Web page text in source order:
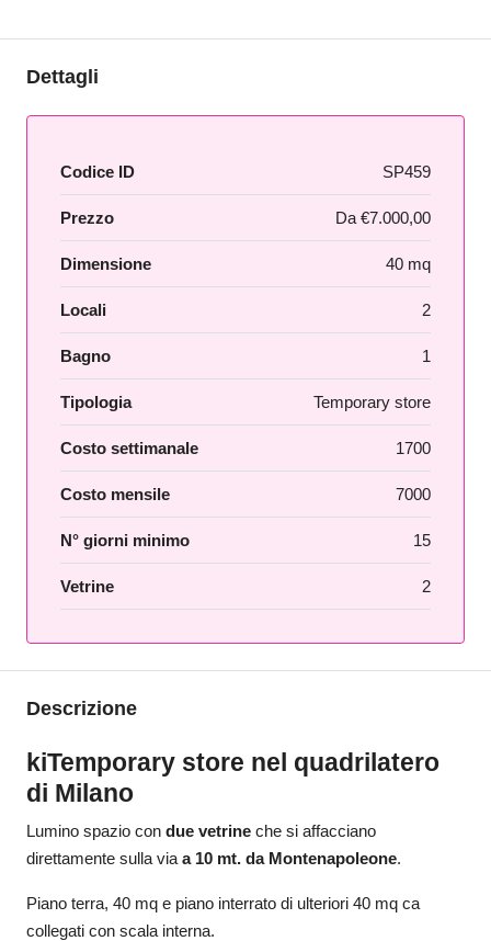
Dettagli
Codice ID SP459
Prezzo Da €7.000,00
Dimensione 40 mq
Locali 2
Bagno 1
Tipologia Temporary store
Costo settimanale 1700
Costo mensile 7000
N° giorni minimo 15
Vetrine 2
Descrizione
kiTemporary store nel quadrilatero
di Milano
Lumino spazio con due vetrine che si affacciano
direttamente sulla via a 10 mt. da Montenapoleone.
Piano terra, 40 mq e piano interrato di ulteriori 40 mq ca
collegati con scala interna.